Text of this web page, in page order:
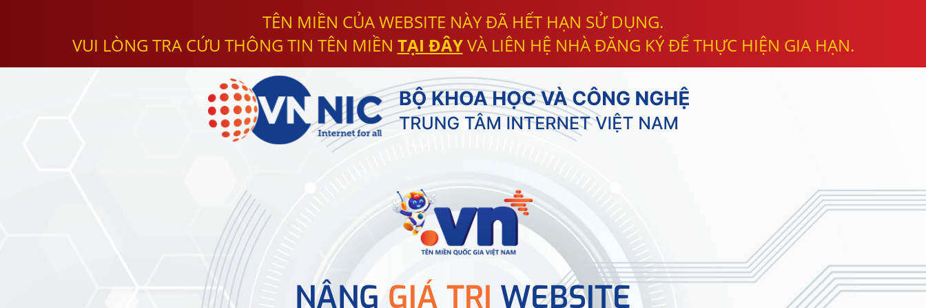
TÊN MIỀN CỦA WEBSITE NÀY ĐÃ HẾT HẠN SỬ DỤNG.
VUI LÒNG TRA CỨU THÔNG TIN TÊN MIỀN TẠI ĐÂYVÀ LIÊN HỆ NHÀ ĐĂNG KÝ ĐỂ THỰC HIỆN GIA HẠN.
NÂNG GIÁ TRỊ WEBSITE